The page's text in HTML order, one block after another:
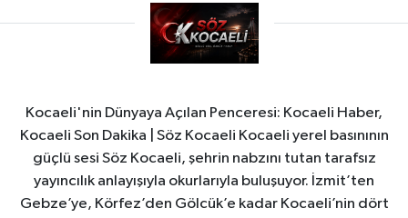
Kocaeli'nin Dünyaya Açılan Penceresi: Kocaeli Haber,
Kocaeli Son Dakika | Söz Kocaeli Kocaeli yerel basınının
güçlü sesi Söz Kocaeli, şehrin nabzını tutan tarafsız
yayıncılık anlayışıyla okurlarıyla buluşuyor. İzmit’ten
Gebze’ye, Körfez’den Gölcük’e kadar Kocaeli’nin dört